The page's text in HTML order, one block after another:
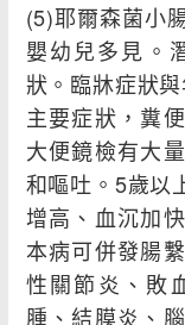
(5)耶爾森菌小
嬰幼兒多見。
狀。臨牀症狀
主要症狀，糞
大便鏡檢有大
和嘔吐。5歲以
增高、血沉加
本病可併發腸
性關節炎、敗
腫、結膜炎、